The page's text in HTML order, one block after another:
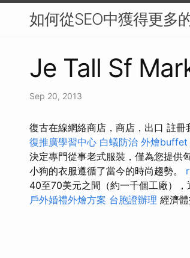
如何從SEO中獲得更多
Je Tall Sf
Sep 20, 2013
復古在線網絡商店，商店，出口 註
復推廣學習中心 白蟻防治 外燴buffet
決定專門從事老式服裝，僅為您提供
小狗的衣服遵循了當今的時尚趨勢。
40至70美元之間（約一千個工廠）
戶外婚禮外燴方案 台胞證辦理 經濟